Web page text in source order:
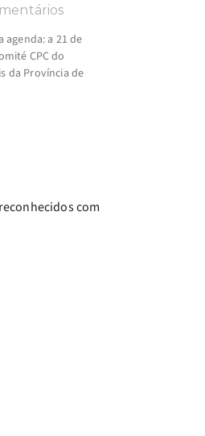
a 21 de
CPC do
da Província de